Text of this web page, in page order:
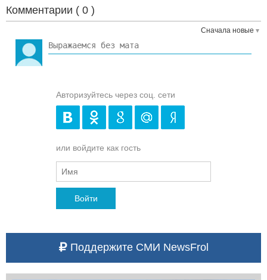
Комментарии ( 0 )
Сначала новые
Авторизуйтесь через соц. сети
или войдите как гость
Войти
Поддержите СМИ NewsFrol